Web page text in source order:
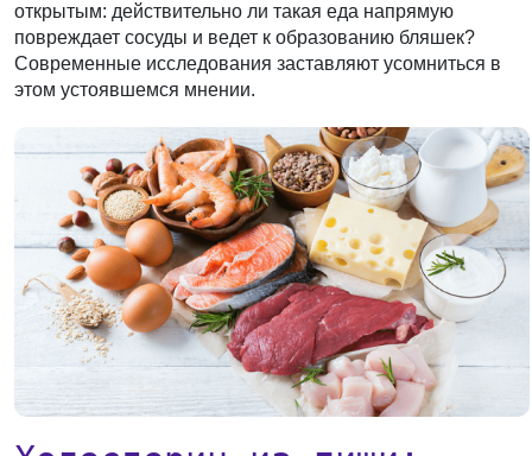
открытым: действительно ли такая еда напрямую
повреждает сосуды и ведет к образованию бляшек?
Современные исследования заставляют усомниться в
этом устоявшемся мнении.